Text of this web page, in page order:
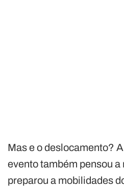
Mas e o deslocamento?
evento também pensou a
preparou a mobilidades